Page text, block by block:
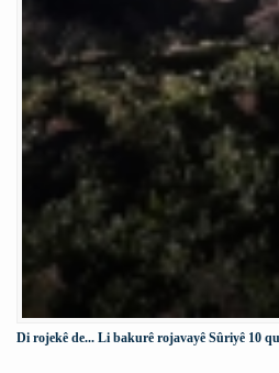
Di rojekê de... Li bakurê rojavayê Sûriyê 10